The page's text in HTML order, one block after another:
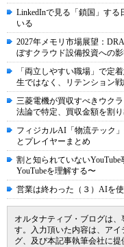
LinkedInで見る「鎖国」す
いる
2027年メモリ市場展望：
ぼすクラウド設備投資への
「両立しやすい職場」で定
生ではなく、リテンション
三菱電機が買収すべきウク
法論で特定、買収金額を割
フィジカルAI「物流テック
とプレイヤーまとめ
割と知られていない
YouTubeを理解する〜
営業は終わった（３）AIを
オルタナティブ・ブログは
す。入力頂いた内容は、ア
グ、及び本記事執筆会社に提